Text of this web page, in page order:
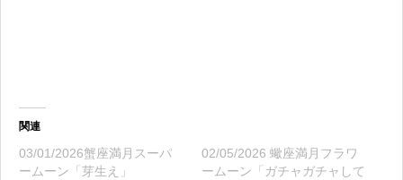
関連
03/01/2026蟹座満月スーパ
ームーン「芽生え」
02/05/2026 蠍座満月フラワ
ームーン「ガチャガチャして